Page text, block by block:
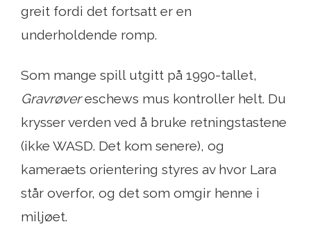
greit fordi det fortsatt er en
underholdende romp.
Som mange spill utgitt på 1990-tallet,
Gravrøvereschews mus kontroller helt. Du
krysser verden ved å bruke retningstastene
(ikke WASD. Det kom senere), og
kameraets orientering styres av hvor Lara
står overfor, og det som omgir henne i
miljøet.